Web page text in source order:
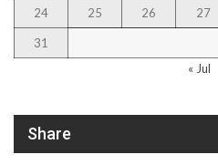
24 25 26 27
31
« Jul
Share